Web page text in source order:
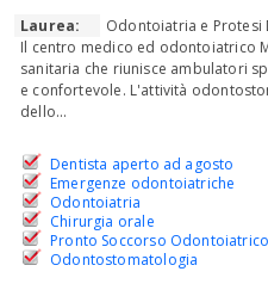
Laurea:
Odontoiatria e Protesi
Il centro medico ed odontoiatrico
sanitaria che riunisce ambulatori
e confortevole. L'attività
dello...
Dentista aperto ad agosto
Emergenze odontoiatriche
Odontoiatria
Chirurgia orale
Pronto Soccorso Odontoiatrico
Odontostomatologia